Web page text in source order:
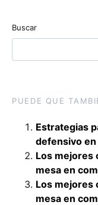
Buscar
PUEDE QUE
Estrategias
defensivo
Los mejores
mesa en
Los mejores
mesa en